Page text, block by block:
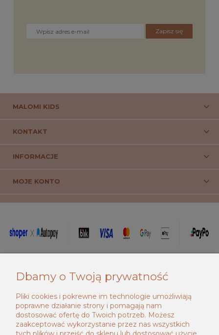
Zapisz się
MALOMI KIDS
KONTAKT
INFORMACJE
MOJE KONTO
Dbamy o Twoją prywatność
Pliki cookies i pokrewne im technologie umożliwiają
poprawne działanie strony i pomagają nam
dostosować ofertę do Twoich potrzeb. Możesz
zaakceptować wykorzystanie przez nas wszystkich